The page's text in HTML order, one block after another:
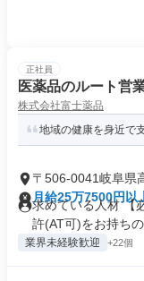
正社員
医薬品のルート営
株式会社富士薬品
地域の健康を身近で
〒506-0041岐阜県
月給25万7500円以
求めている人材
許(AT可)をお持ちの
業界未経験歓迎 +22個